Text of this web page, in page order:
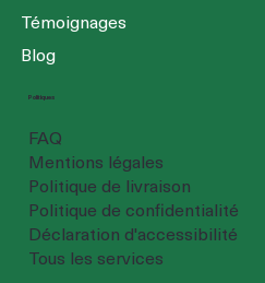
Témoignages
Blog
Politiques
FAQ
Mentions légales
Politique de livraison
Politique de confidentialité
Déclaration d'accessibilité
Tous les services